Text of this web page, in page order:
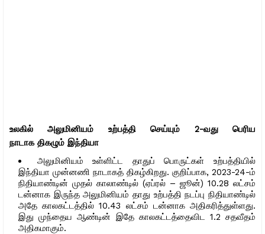
உலகில் அலுமினியம் உற்பத்தி செய்யும் 2-வது பெரிய
நாடாக திகழும் இந்தியா
அலுமினியம் உள்ளிட்ட தாதுப் பொருட்கள் உற்பத்தியில்
இந்தியா முன்னணி நாடாகத் திகழ்கிறது. குறிப்பாக, 2023-24-ம்
நிதியாண்டின் முதல் காலாண்டில் (ஏப்ரல் – ஜூன்) 10.28 லட்சம்
டன்னாக இருந்த அலுமினியம் தாது உற்பத்தி நடப்பு நிதியாண்டில்
அதே காலகட்டத்தில் 10.43 லட்சம் டன்னாக அதிகரித்துள்ளது.
இது முந்தைய ஆண்டின் இதே காலகட்டத்தைவிட 1.2 சதவீதம்
அதிகமாகும்.